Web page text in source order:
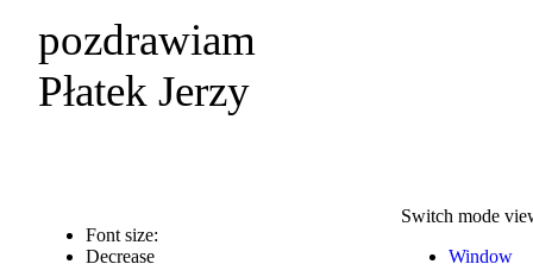
pozdrawiam
Płatek Jerzy
Font size:
Decrease
Switch mode
Window